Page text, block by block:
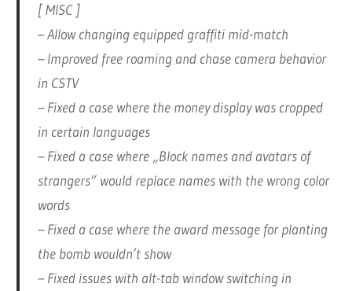
[ MISC ]
– Allow changing equipped graffiti mid-match
– Improved free roaming and chase camera behavior
in CSTV
– Fixed a case where the money display was cropped
in certain languages
– Fixed a case where „Block names and avatars of
strangers“ would replace names with the wrong color
words
– Fixed a case where the award message for planting
the bomb wouldn’t show
– Fixed issues with alt-tab window switching in